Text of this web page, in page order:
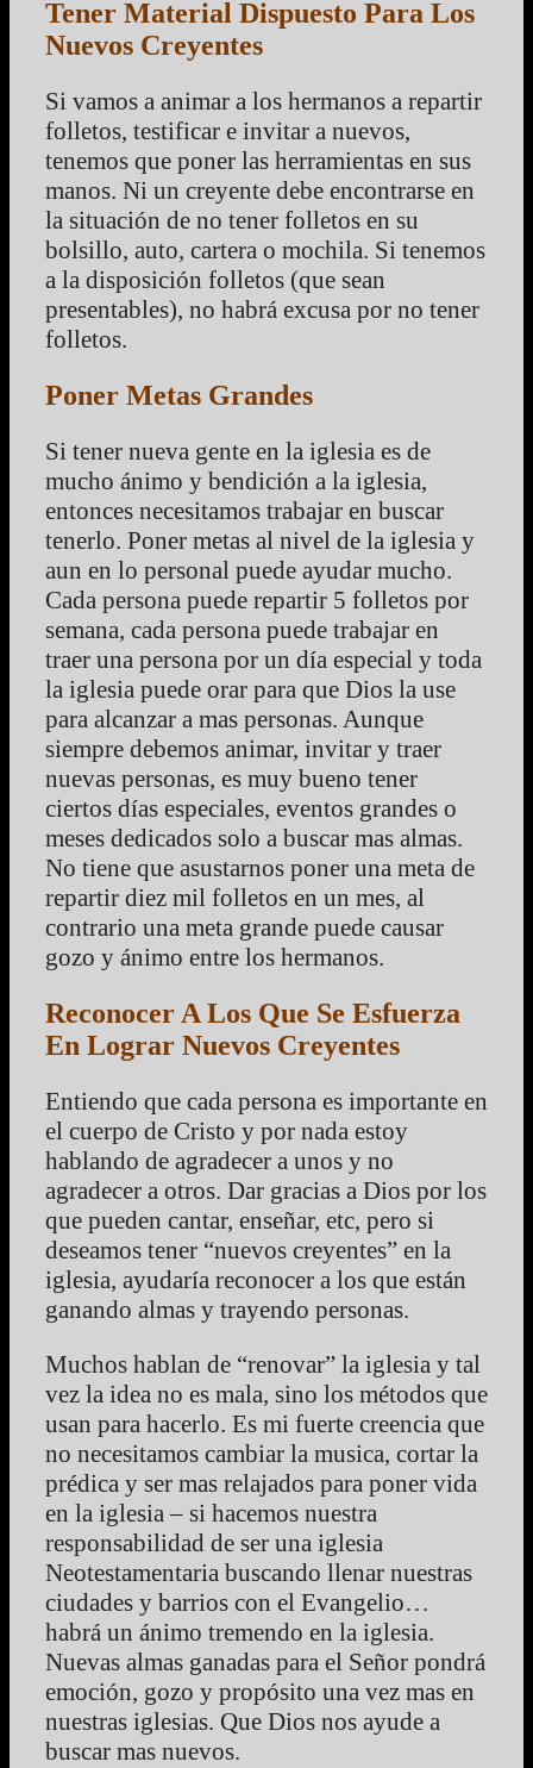
Tener Material Dispuesto Para Los
Nuevos Creyentes
Si vamos a animar a los hermanos a repartir
folletos, testificar e invitar a nuevos,
tenemos que poner las herramientas en sus
manos. Ni un creyente debe encontrarse en
la situación de no tener folletos en su
bolsillo, auto, cartera o mochila. Si tenemos
a la disposición folletos (que sean
presentables), no habrá excusa por no tener
folletos.
Poner Metas Grandes
Si tener nueva gente en la iglesia es de
mucho ánimo y bendición a la iglesia,
entonces necesitamos trabajar en buscar
tenerlo. Poner metas al nivel de la iglesia y
aun en lo personal puede ayudar mucho.
Cada persona puede repartir 5 folletos por
semana, cada persona puede trabajar en
traer una persona por un día especial y toda
la iglesia puede orar para que Dios la use
para alcanzar a mas personas. Aunque
siempre debemos animar, invitar y traer
nuevas personas, es muy bueno tener
ciertos días especiales, eventos grandes o
meses dedicados solo a buscar mas almas.
No tiene que asustarnos poner una meta de
repartir diez mil folletos en un mes, al
contrario una meta grande puede causar
gozo y ánimo entre los hermanos.
Reconocer A Los Que Se Esfuerza
En Lograr Nuevos Creyentes
Entiendo que cada persona es importante en
el cuerpo de Cristo y por nada estoy
hablando de agradecer a unos y no
agradecer a otros. Dar gracias a Dios por los
que pueden cantar, enseñar, etc, pero si
deseamos tener “nuevos creyentes” en la
iglesia, ayudaría reconocer a los que están
ganando almas y trayendo personas.
Muchos hablan de “renovar” la iglesia y tal
vez la idea no es mala, sino los métodos que
usan para hacerlo. Es mi fuerte creencia que
no necesitamos cambiar la musica, cortar la
prédica y ser mas relajados para poner vida
en la iglesia – si hacemos nuestra
responsabilidad de ser una iglesia
Neotestamentaria buscando llenar nuestras
ciudades y barrios con el Evangelio…
habrá un ánimo tremendo en la iglesia.
Nuevas almas ganadas para el Señor pondrá
emoción, gozo y propósito una vez mas en
nuestras iglesias. Que Dios nos ayude a
buscar mas nuevos.